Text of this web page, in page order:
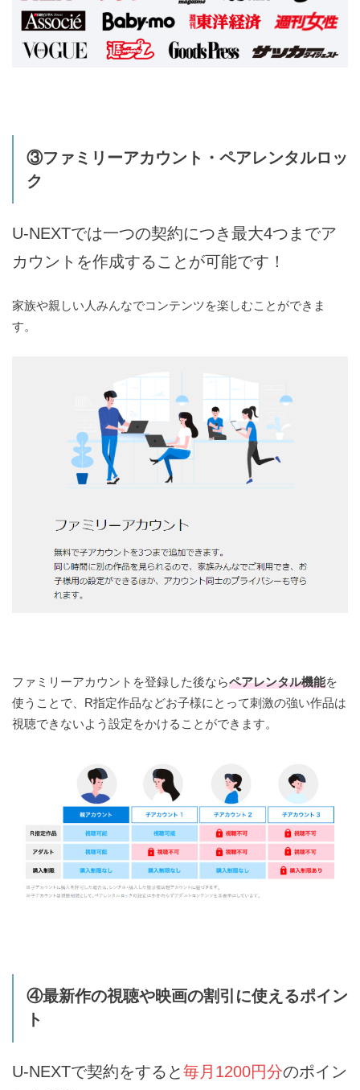
③ファミリーアカウント・ペアレンタルロッ
ク
U-NEXTでは一つの契約につき最大4つまでア
カウントを作成することが可能です！
家族や親しい人みんなでコンテンツを楽しむことができま
す。
ファミリーアカウントを登録した後ならペアレンタル機能を
使うことで、R指定作品などお子様にとって刺激の強い作品は
視聴できないよう設定をかけることができます。
④最新作の視聴や映画の割引に使えるポイン
ト
U-NEXTで契約をすると毎月1200円分のポイン